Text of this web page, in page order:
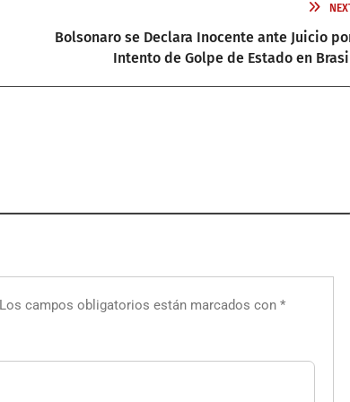
Bolsonaro se Declara Inocente ante Juicio
Intento de Golpe de Estado en
Los campos obligatorios están marcados con *